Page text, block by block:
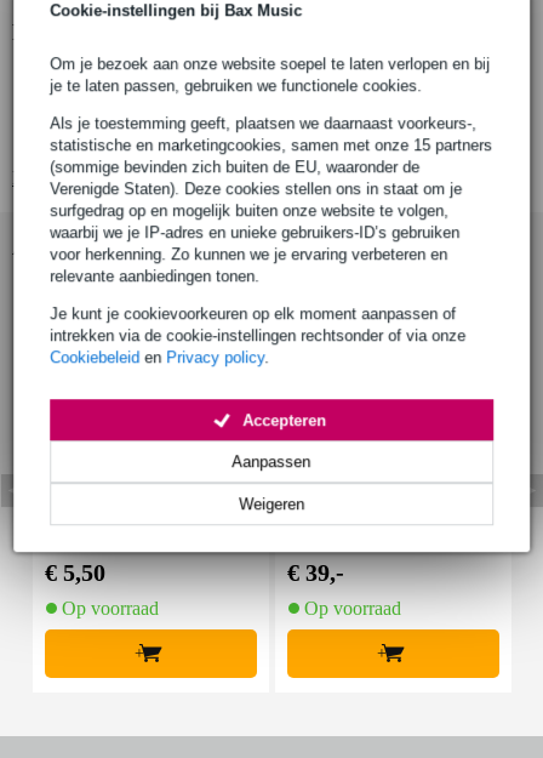
Cookie-instellingen bij Bax Music
Om je bezoek aan onze website soepel te laten verlopen en bij
je te laten passen, gebruiken we functionele cookies.
Als je toestemming geeft, plaatsen we daarnaast voorkeurs-,
statistische en marketingcookies, samen met onze 15 partners
(sommige bevinden zich buiten de EU, waaronder de
Verenigde Staten). Deze cookies stellen ons in staat om je
surfgedrag op en mogelijk buiten onze website te volgen,
waarbij we je IP-adres en unieke gebruikers-ID’s gebruiken
voor herkenning. Zo kunnen we je ervaring verbeteren en
relevante aanbiedingen tonen.
Je kunt je cookievoorkeuren op elk moment aanpassen of
intrekken via de cookie-instellingen rechtsonder of via onze
Cookiebeleid en Privacy policy.
Weigeren
Aanpassen
Accepteren
Productinformatie
Draagvermogen (WLL): 50kg
Lengte staalkabel: 700mm
Bekijk alle productspecificaties
Accessoires (9)
mal zwart (10 stuks)
€ 5,50
Op voorraad
+
Innox IVA 01 LS Kit he
€ 39,-
Op voorraad
+